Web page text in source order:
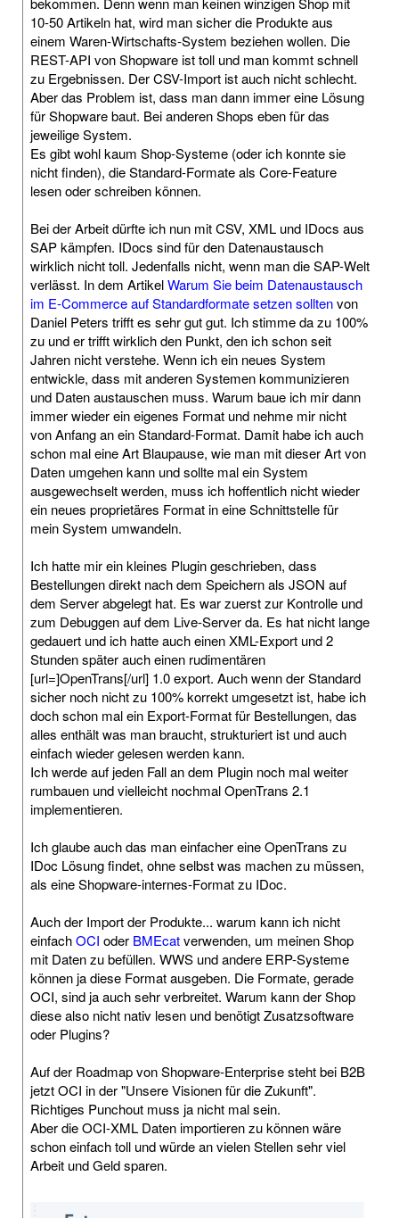
10-50 Artikeln hat, wird man sicher die Produkte aus
einem Waren-Wirtschafts-System beziehen wollen. Die
REST-API von Shopware ist toll und man kommt schnell
zu Ergebnissen. Der CSV-Import ist auch nicht schlecht.
Aber das Problem ist, dass man dann immer eine Lösung
für Shopware baut. Bei anderen Shops eben für das
jeweilige System.
Es gibt wohl kaum Shop-Systeme (oder ich konnte sie
nicht finden), die Standard-Formate als Core-Feature
lesen oder schreiben können.
Bei der Arbeit dürfte ich nun mit CSV, XML und IDocs aus
SAP kämpfen. IDocs sind für den Datenaustausch
wirklich nicht toll. Jedenfalls nicht, wenn man die SAP-Welt
verlässt. In dem ArtikelWarum Sie beim Datenaustausch
im E-Commerce auf Standardformate setzen solltenvon
Daniel Peters trifft es sehr gut gut. Ich stimme da zu 100%
zu und er trifft wirklich den Punkt, den ich schon seit
Jahren nicht verstehe. Wenn ich ein neues System
entwickle, dass mit anderen Systemen kommunizieren
und Daten austauschen muss. Warum baue ich mir dann
immer wieder ein eigenes Format und nehme mir nicht
von Anfang an ein Standard-Format. Damit habe ich auch
schon mal eine Art Blaupause, wie man mit dieser Art von
Daten umgehen kann und sollte mal ein System
ausgewechselt werden, muss ich hoffentlich nicht wieder
ein neues proprietäres Format in eine Schnittstelle für
mein System umwandeln.
Ich hatte mir ein kleines Plugin geschrieben, dass
Bestellungen direkt nach dem Speichern als JSON auf
dem Server abgelegt hat. Es war zuerst zur Kontrolle und
zum Debuggen auf dem Live-Server da. Es hat nicht lange
gedauert und ich hatte auch einen XML-Export und 2
Stunden später auch einen rudimentären
[url=]OpenTrans[/url] 1.0 export. Auch wenn der Standard
sicher noch nicht zu 100% korrekt umgesetzt ist, habe ich
doch schon mal ein Export-Format für Bestellungen, das
alles enthält was man braucht, strukturiert ist und auch
einfach wieder gelesen werden kann.
Ich werde auf jeden Fall an dem Plugin noch mal weiter
rumbauen und vielleicht nochmal OpenTrans 2.1
implementieren.
Ich glaube auch das man einfacher eine OpenTrans zu
IDoc Lösung findet, ohne selbst was machen zu müssen,
als eine Shopware-internes-Format zu IDoc.
Auch der Import der Produkte... warum kann ich nicht
einfachOCI oder BMEcatverwenden, um meinen Shop
mit Daten zu befüllen. WWS und andere ERP-Systeme
können ja diese Format ausgeben. Die Formate, gerade
OCI, sind ja auch sehr verbreitet. Warum kann der Shop
diese also nicht nativ lesen und benötigt Zusatzsoftware
oder Plugins?
Auf der Roadmap von Shopware-Enterprise steht bei B2B
jetzt OCI in der "Unsere Visionen für die Zukunft".
Richtiges Punchout muss ja nicht mal sein.
Aber die OCI-XML Daten importieren zu können wäre
schon einfach toll und würde an vielen Stellen sehr viel
Arbeit und Geld sparen.